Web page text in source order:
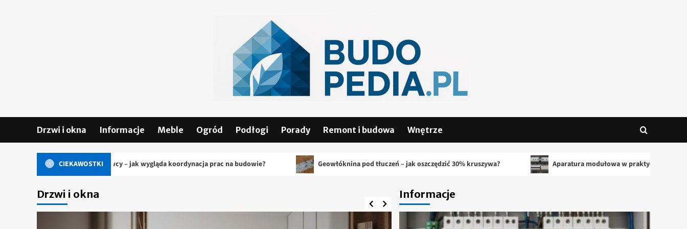
Drzwi i okna Informacje Meble Ogród Podłogi Porady Remont i budowa Wnętrze
CIEKAWOSTKI
– jak wygląda koordynacja prac na budowie? Geowłóknina pod tłuczeń – jak oszczędzić 30% kruszywa? Aparatura modułowa w praktyce – przewodnik dla instalatorów
Drzwi i okna Informacje